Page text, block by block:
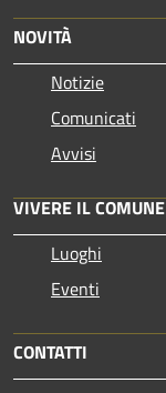
NOVITÀ
Notizie
Comunicati
Avvisi
VIVERE IL COMUNE
Luoghi
Eventi
CONTATTI